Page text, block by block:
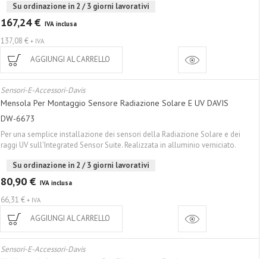
Su ordinazione in 2 / 3 giorni lavorativi
167,24 € IVA inclusa
137,08 €+ IVA
AGGIUNGI AL CARRELLO
Sensori-E-Accessori-Davis
Mensola Per Montaggio Sensore Radiazione Solare E UV DAVIS
DW-6673
Per una semplice installazione dei sensori della Radiazione Solare e dei
raggi UV sull'Integrated Sensor Suite. Realizzata in alluminio verniciato.
Su ordinazione in 2 / 3 giorni lavorativi
80,90 € IVA inclusa
66,31 €+ IVA
AGGIUNGI AL CARRELLO
Sensori-E-Accessori-Davis